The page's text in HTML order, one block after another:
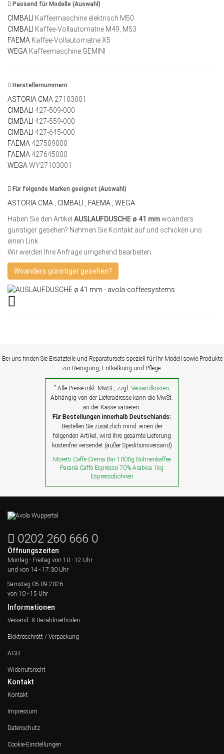
Passend für Modelle (Auswahl)
CIMBALI Kaffeemaschine elektrisch M50
CIMBALI Kaffee-Vollautomatne M49, M53
FAEMA Kaffee-Vollautomatne X5
WEGA Kaffeemaschine GEMINI
Herstellernummern
ASTORIA CMA 27103001
CIMBALI 427-509-000
CIMBALI 427-559-000
CIMBALI 427-645-000
FAEMA427509000
FAEMA427645000
WEGAWY27103001
Für folgende Marken geeignet (Auswahl)
ASTORIA CMA , CIMBALI , FAEMA , WEGA
Haben Sie den Artikel AUSLAUFDUSCHE ø 41 mmwoanders
günstiger gesehen? Nehmen Sie Kontakt auf und schicken uns
einen Link.
Wir werden Ihre Anfrage umgehend bearbeiten.
Woanders günstiger gesehen?
Bei uns finden Sie Ersatzteile und Reparatursets speziell für Ihr Modell sowie Produkte
zur Reinigung, Entkalkung und Pflege.
* Alle Preise inkl. MwSt., zzgl.Versandkosten
Abhängig von der Lieferadresse kann die MwSt.
an der Kasse variieren.
Für Bestellungen innerhalb Deutschlands:
Bestellen Sie zusätzlich mind. einen der
folgenden Artikel, wird Ihre gesamte Lieferung
kostenfrei versendet (außer Speditionsversand)
Moretti Caffe Crema Bar 1000g Bohnenkaffee
Paranà Caffè Espresso 70% Arabica 1kg
Espressobohnen
0202 260 666 0
Öffnungszeiten
Montag - Freitag von 10 - 12 Uhr
und von 14 - 17:30 Uhr
Samstag 05.09.2026
von 10 - 15 Uhr
Informationen
Versand- & Bezahlmethoden
Elektroschrott / Verpackung
AGB
Widerrufsrecht
Kontakt
Kontakt
Impressum
Datenschutz
Cookie-Einstellungen